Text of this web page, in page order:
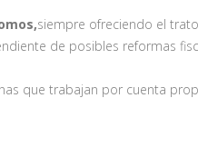
siempre ofreciendo el
de posibles reformas
que trabajan por cuenta